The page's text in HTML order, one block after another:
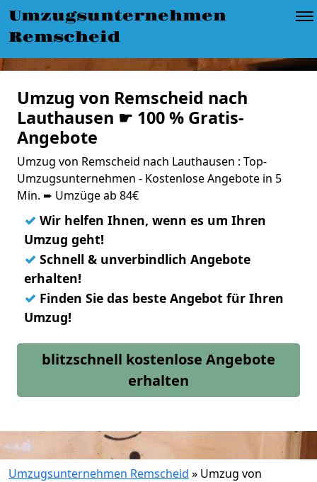
Umzugsunternehmen
Remscheid
Umzug von Remscheid nach
Lauthausen ☛ 100 % Gratis-
Angebote
Umzug von Remscheid nach Lauthausen : Top-
Umzugsunternehmen - Kostenlose Angebote in 5
Min. ➨ Umzüge ab 84€
✓ Wir helfen Ihnen, wenn es um Ihren
Umzug geht!
✓ Schnell & unverbindlich Angebote
erhalten!
✓ Finden Sie das beste Angebot für Ihren
Umzug!
blitzschnell kostenlose Angebote
erhalten
Umzugsunternehmen Remscheid » Umzug von